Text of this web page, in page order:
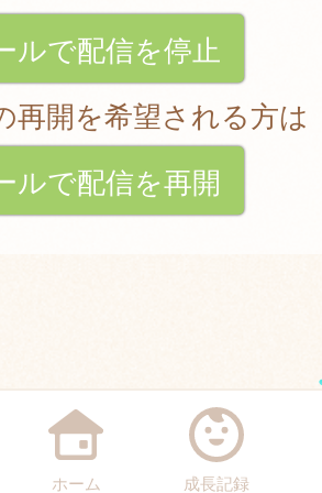
ルで配信を停止
再開を希望される方は
ルで配信を再開
ホーム 成長記録